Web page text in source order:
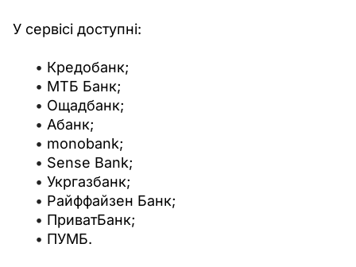
У сервісі доступні:
Кредобанк;
МТБ Банк;
Ощадбанк;
Абанк;
monobank;
Sense Bank;
Укргазбанк;
Райффайзен Банк;
ПриватБанк;
ПУМБ.